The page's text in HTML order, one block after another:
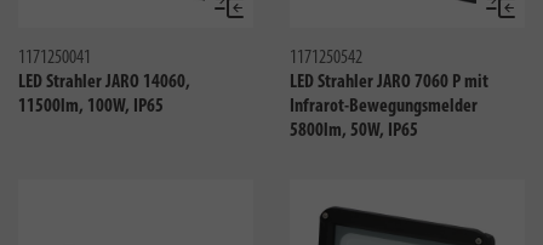
Vergleichen
1171250041
LED Strahler JARO 14060,
11500lm, 100W, IP65
1171250542
LED Strahler JARO 7060 P mit
Infrarot-Bewegungsmelder
5800lm, 50W, IP65